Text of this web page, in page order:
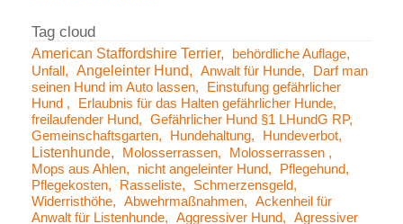
American Staffordshire Terrier
behördliche Auflage
Unfall
Angeleinter Hund Anwalt für Hunde
Darf man
seinen Hund im Auto lassen
Einstufung gefährlicher
Hund
Erlaubnis für das Halten gefährlicher Hunde
freilaufender Hund
Gefährlicher Hund §1 LHundG RP
Gemeinschaftsgarten
Hundehaltung Hundeverbot
Listenhunde Molosserrassen
Molosserrassen
Mops aus Ahlen
nicht angeleinter Hund
Pflegehund
Pflegekosten
Rasseliste
Schmerzensgeld
Widerristhöhe
Abwehrmaßnahmen
Ackenheil für
Anwalt für Listenhunde
Aggressiver Hund
Agressiver